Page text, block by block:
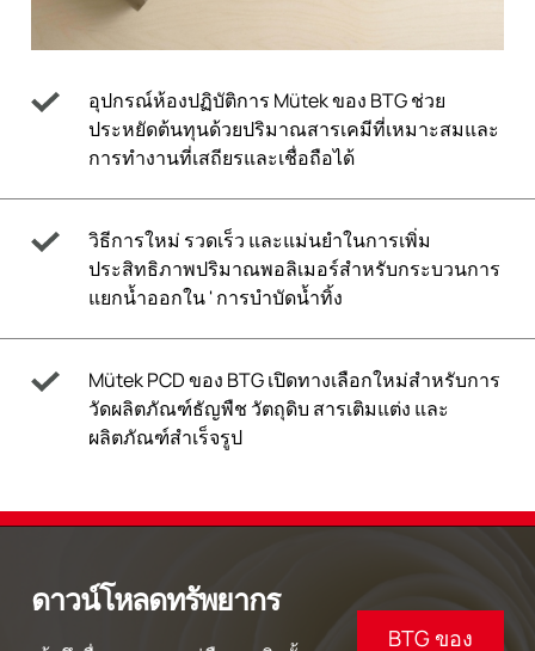
อุปกรณ์ห้องปฏิบัติการ Mütek ของ BTG ช่วย
ประหยัดต้นทุนด้วยปริมาณสารเคมีที่เหมาะสมและ
การทำงานที่เสถียรและเชื่อถือได้
วิธีการใหม่ รวดเร็ว และแม่นยำในการเพิ่ม
ประสิทธิภาพปริมาณพอลิเมอร์สำหรับกระบวนการ
แยกน้ำออกใน ' การบำบัดน้ำทิ้ง
Mütek PCD ของ BTG เปิดทางเลือกใหม่สำหรับการ
วัดผลิตภัณฑ์ธัญพืช วัตถุดิบ สารเติมแต่ง และ
ผลิตภัณฑ์สำเร็จรูป
ดาวน์โหลดทรัพยากร
BTG ของ